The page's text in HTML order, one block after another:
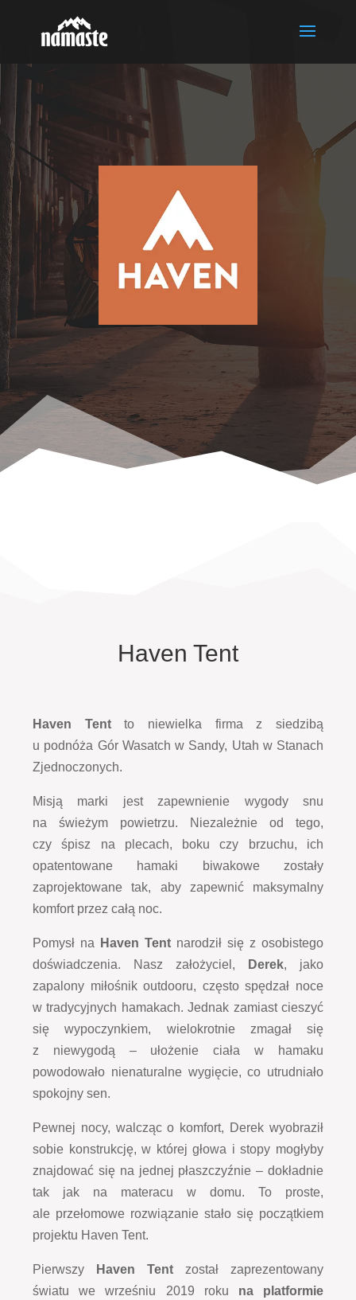
Haven Tent
Haven Tentto niewielka firma z siedzibą
u podnóża Gór Wasatch w Sandy, Utah w Stanach
Zjednoczonych.
Misją marki jest zapewnienie wygody snu
na świeżym powietrzu. Niezależnie od tego,
czy śpisz na plecach, boku czy brzuchu, ich
opatentowane hamaki biwakowe zostały
zaprojektowane tak, aby zapewnić maksymalny
komfort przez całą noc.
Pomysł na Haven Tent narodził się z osobistego
doświadczenia. Nasz założyciel,
Derek, jako
zapalony miłośnik outdooru, często spędzał noce
w tradycyjnych hamakach. Jednak zamiast cieszyć
się wypoczynkiem, wielokrotnie zmagał się
z niewygodą – ułożenie ciała w hamaku
powodowało nienaturalne wygięcie, co utrudniało
spokojny sen.
Pewnej nocy, walcząc o komfort, Derek wyobraził
sobie konstrukcję, w której głowa i stopy mogłyby
znajdować się na jednej płaszczyźnie – dokładnie
tak jak na materacu w domu. To proste,
ale przełomowe rozwiązanie stało się początkiem
projektu Haven Tent.
Pierwszy Haven Tent został zaprezentowany
światu we wrześniu 2019 roku na platformie